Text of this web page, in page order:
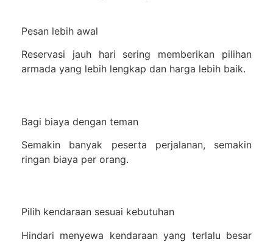
Pesan lebih awal
Reservasi jauh hari sering memberikan pilihan
armada yang lebih lengkap dan harga lebih baik.
Bagi biaya dengan teman
Semakin banyak peserta perjalanan, semakin
ringan biaya per orang.
Pilih kendaraan sesuai kebutuhan
Hindari menyewa kendaraan yang terlalu besar